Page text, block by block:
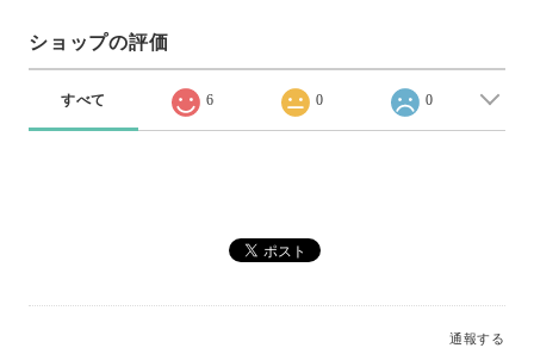
ショップの評価
すべて 6 0 0
通報する